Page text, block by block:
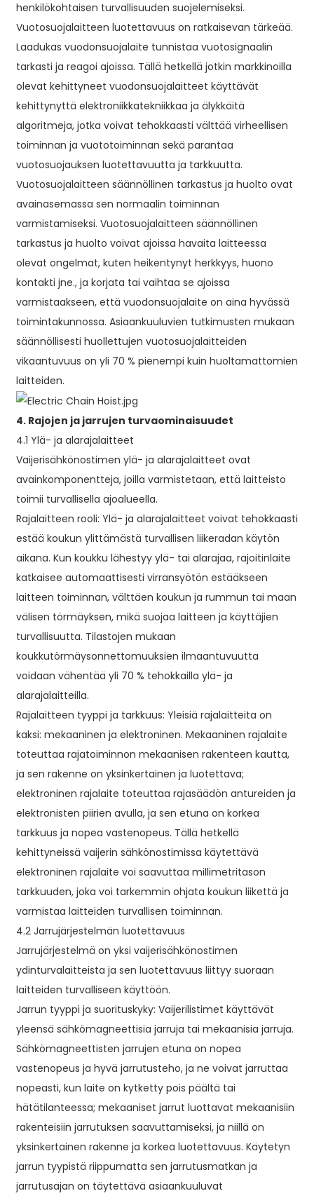
henkilökohtaisen turvallisuuden suojelemiseksi.
Vuotosuojalaitteen luotettavuus on ratkaisevan tärkeää.
Laadukas vuodonsuojalaite tunnistaa vuotosignaalin
tarkasti ja reagoi ajoissa. Tällä hetkellä jotkin markkinoilla
olevat kehittyneet vuodonsuojalaitteet käyttävät
kehittynyttä elektroniikkatekniikkaa ja älykkäitä
algoritmeja, jotka voivat tehokkaasti välttää virheellisen
toiminnan ja vuototoiminnan sekä parantaa
vuotosuojauksen luotettavuutta ja tarkkuutta.
Vuotosuojalaitteen säännöllinen tarkastus ja huolto ovat
avainasemassa sen normaalin toiminnan
varmistamiseksi. Vuotosuojalaitteen säännöllinen
tarkastus ja huolto voivat ajoissa havaita laitteessa
olevat ongelmat, kuten heikentynyt herkkyys, huono
kontakti jne., ja korjata tai vaihtaa se ajoissa
varmistaakseen, että vuodonsuojalaite on aina hyvässä
toimintakunnossa. Asiaankuuluvien tutkimusten mukaan
säännöllisesti huollettujen vuotosuojalaitteiden
vikaantuvuus on yli 70 % pienempi kuin huoltamattomien
laitteiden.
4. Rajojen ja jarrujen turvaominaisuudet
4.1 Ylä- ja alarajalaitteet
Vaijerisähkönostimen ylä- ja alarajalaitteet ovat
avainkomponentteja, joilla varmistetaan, että laitteisto
toimii turvallisella ajoalueella.
Rajalaitteen rooli: Ylä- ja alarajalaitteet voivat tehokkaasti
estää koukun ylittämästä turvallisen liikeradan käytön
aikana. Kun koukku lähestyy ylä- tai alarajaa, rajoitinlaite
katkaisee automaattisesti virransyötön estääkseen
laitteen toiminnan, välttäen koukun ja rummun tai maan
välisen törmäyksen, mikä suojaa laitteen ja käyttäjien
turvallisuutta. Tilastojen mukaan
koukkutörmäysonnettomuuksien ilmaantuvuutta
voidaan vähentää yli 70 % tehokkailla ylä- ja
alarajalaitteilla.
Rajalaitteen tyyppi ja tarkkuus: Yleisiä rajalaitteita on
kaksi: mekaaninen ja elektroninen. Mekaaninen rajalaite
toteuttaa rajatoiminnon mekaanisen rakenteen kautta,
ja sen rakenne on yksinkertainen ja luotettava;
elektroninen rajalaite toteuttaa rajasäädön antureiden ja
elektronisten piirien avulla, ja sen etuna on korkea
tarkkuus ja nopea vastenopeus. Tällä hetkellä
kehittyneissä vaijerin sähkönostimissa käytettävä
elektroninen rajalaite voi saavuttaa millimetritason
tarkkuuden, joka voi tarkemmin ohjata koukun liikettä ja
varmistaa laitteiden turvallisen toiminnan.
4.2 Jarrujärjestelmän luotettavuus
Jarrujärjestelmä on yksi vaijerisähkönostimen
ydinturvalaitteista ja sen luotettavuus liittyy suoraan
laitteiden turvalliseen käyttöön.
Jarrun tyyppi ja suorituskyky: Vaijerilistimet käyttävät
yleensä sähkömagneettisia jarruja tai mekaanisia jarruja.
Sähkömagneettisten jarrujen etuna on nopea
vastenopeus ja hyvä jarrutusteho, ja ne voivat jarruttaa
nopeasti, kun laite on kytketty pois päältä tai
hätätilanteessa; mekaaniset jarrut luottavat mekaanisiin
rakenteisiin jarrutuksen saavuttamiseksi, ja niillä on
yksinkertainen rakenne ja korkea luotettavuus. Käytetyn
jarrun tyypistä riippumatta sen jarrutusmatkan ja
jarrutusajan on täytettävä asiaankuuluvat